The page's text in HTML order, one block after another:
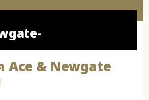
Ace & Newgate